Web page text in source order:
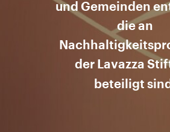
und Gemeinden
die an
der Lavazza
beteiligt sind